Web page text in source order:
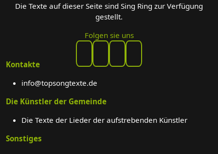
Die Texte auf dieser Seite sind Sing Ring zur Verfügung
gestellt.
Folgen sie uns
Kontakte
info@topsongtexte.de
Die Künstler der Gemeinde
Die Texte der Lieder der aufstrebenden Künstler
Sonstiges